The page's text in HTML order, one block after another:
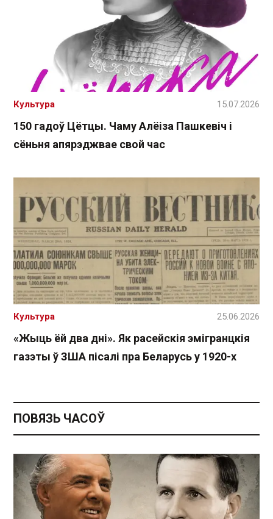
150 гадоў Цётцы. Чаму Алёіза Пашкевіч і
сёньня апярэджвае свой час
Культура 15.07.2026
«Жыць ёй два дні». Як расейскія эмігранцкія
газэты ў ЗША пісалі пра Беларусь у 1920-х
Культура 25.06.2026
ПОВЯЗЬ ЧАСОЎ